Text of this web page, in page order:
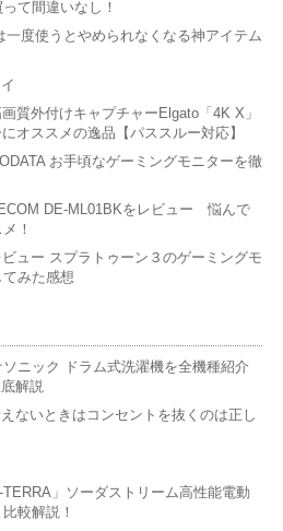
て間違いなし！
一度使うとやめられなくなる神アイテム
画質外付けキャプチャーElgato「4K X」
オススメの逸品【パススルー対応】
お手頃なゲーミングモニターを徹
DE-ML01BKをレビュー 悩んで
！
ュー スプラトゥーン３のゲーミングモ
みた感想
ソニック ドラム式洗濯機を全機種紹介
解説
ないときはコンセントを抜くのは正し
」ソーダストリーム高性能電動
較解説！